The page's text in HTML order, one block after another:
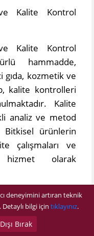
Kalite Kontrol
Kalite Kontrol
hammadde,
gıda, kozmetik ve
kalite kontrolleri
Kalite
analiz ve metod
Bitkisel ürünlerin
çalışmaları ve
hizmet olarak
deneyimini artıran teknik
bilgi için tıklayınız.
Bırak